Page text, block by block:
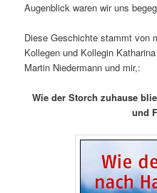
Augenblick waren wir uns
Diese Geschichte stammt von
Kollegen und Kollegin
Martin Niedermann und mir,:
Wie der Storch zuhause
und